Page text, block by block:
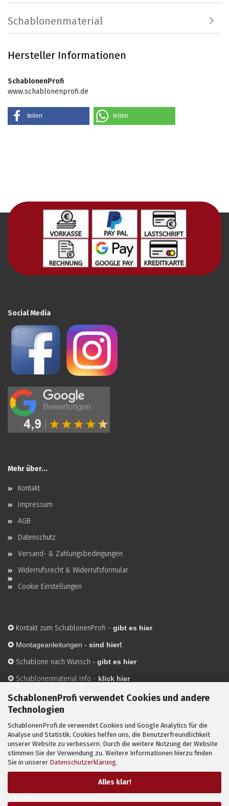
SchablonenProfi verwendet Cookies und andere
Technologien
SchablonenProfi.de verwendet Cookies und Google Analytics für die
Analyse und Statistik. Cookies helfen uns, die Benutzerfreundlichkeit
unserer Website zu verbessern. Durch die weitere Nutzung der Website
stimmen Sie der Verwendung zu. Weitere Informationen hierzu finden
Sie in unserer Datenschutzerklärung.
Alles klar!
Schablonenmaterial
Hersteller Informationen
SchablonenProfi
www.schablonenprofi.de
teilen teilen
Social Media
Mehr über...
Kontakt
Impressum
AGB
Datenschutz
Versand- & Zahlungsbedingungen
Widerrufsrecht & Widerrufsformular
Cookie Einstellungen
✪ Kontakt zum SchablonenProfi - gibt es hier
✪ Montageanleitungen - sind hier!
✪ Schablone nach Wunsch - gibt es hier
✪ Schablonenmaterial Info - klick hier
✪Hersteller-hier mehr Infos
Mit ✪ gekennzeichnete Bilder sind KI-generierte
Anwendungsbeispiele zur Visualisierung der Motive.
© SchablonenProfi.de2026